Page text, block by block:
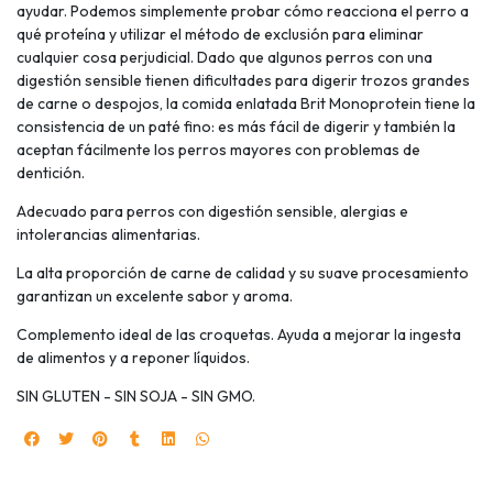
ayudar. Podemos simplemente probar cómo reacciona el perro a
qué proteína y utilizar el método de exclusión para eliminar
cualquier cosa perjudicial. Dado que algunos perros con una
digestión sensible tienen dificultades para digerir trozos grandes
de carne o despojos, la comida enlatada Brit Monoprotein tiene la
consistencia de un paté fino: es más fácil de digerir y también la
aceptan fácilmente los perros mayores con problemas de
dentición.
Adecuado para perros con digestión sensible, alergias e
intolerancias alimentarias.
La alta proporción de carne de calidad y su suave procesamiento
garantizan un excelente sabor y aroma.
Complemento ideal de las croquetas. Ayuda a mejorar la ingesta
de alimentos y a reponer líquidos.
SIN GLUTEN - SIN SOJA - SIN GMO.